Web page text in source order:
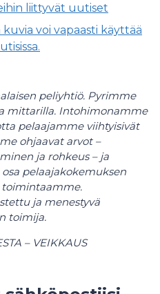
liittyvät uutiset
voi vapaasti käyttää
peliyhtiö. Pyrimme
mittarilla. Intohimonamme
pelaajamme viihtyisivät
ohjaavat arvot –
ja rohkeus – ja
pelaajakokemuksen
ja menestyvä
toimija.
– VEIKKAUS